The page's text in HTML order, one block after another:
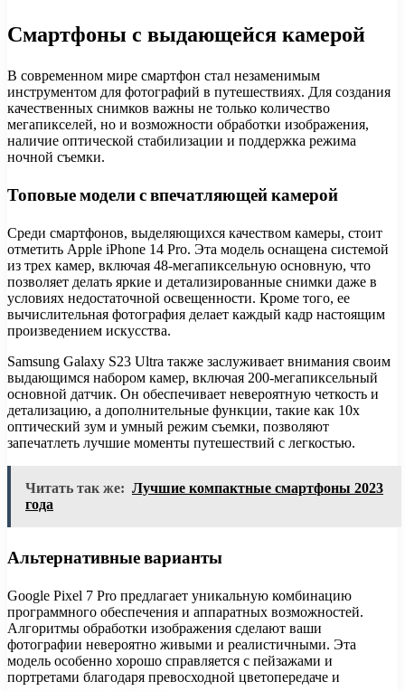
Смартфоны с выдающейся камерой
В современном мире смартфон стал незаменимым
инструментом для фотографий в путешествиях. Для создания
качественных снимков важны не только количество
мегапикселей, но и возможности обработки изображения,
наличие оптической стабилизации и поддержка режима
ночной съемки.
Топовые модели с впечатляющей камерой
Среди смартфонов, выделяющихся качеством камеры, стоит
отметить Apple iPhone 14 Pro. Эта модель оснащена системой
из трех камер, включая 48-мегапиксельную основную, что
позволяет делать яркие и детализированные снимки даже в
условиях недостаточной освещенности. Кроме того, ее
вычислительная фотография делает каждый кадр настоящим
произведением искусства.
Samsung Galaxy S23 Ultra также заслуживает внимания своим
выдающимся набором камер, включая 200-мегапиксельный
основной датчик. Он обеспечивает невероятную четкость и
детализацию, а дополнительные функции, такие как 10x
оптический зум и умный режим съемки, позволяют
запечатлеть лучшие моменты путешествий с легкостью.
Читать так же: Лучшие компактные смартфоны 2023
года
Альтернативные варианты
Google Pixel 7 Pro предлагает уникальную комбинацию
программного обеспечения и аппаратных возможностей.
Алгоритмы обработки изображения сделают ваши
фотографии невероятно живыми и реалистичными. Эта
модель особенно хорошо справляется с пейзажами и
портретами благодаря превосходной цветопередаче и